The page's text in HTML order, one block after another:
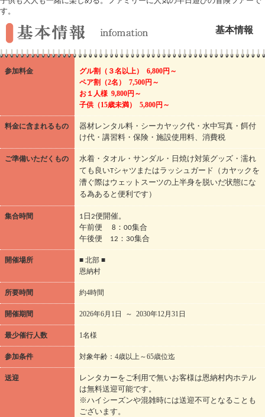
す。
基本情報
参加料金
グル割（３名以上） 6,800円～
ペア割（2名） 7,500円～
お１人様 9,800円～
子供（15歳未満） 5,800円～
料金に含まれるもの
器材レンタル料・シーカヤック代・水中写真・餌付
け代・講習料・保険・施設使用料、消費税
ご準備いただくもの
水着・タオル・サンダル・日焼け対策グッズ・濡れ
ても良いTシャツまたはラッシュガード（カヤックを
漕ぐ際はウェットスーツの上半身を脱いだ状態にな
る為あると便利です）
集合時間
1日2便開催。
午前便 8：00集合
午後便 12：30集合
開催場所
■ 北部 ■
恩納村
所要時間 約4時間
開催期間 2026年6月1日 ～ 2030年12月31日
最少催行人数 1名様
参加条件 対象年齢：4歳以上～65歳位迄
送迎
レンタカーをご利用で無いお客様は恩納村内ホテル
は無料送迎可能です。
※ハイシーズンや混雑時には送迎不可となることも
ございます。